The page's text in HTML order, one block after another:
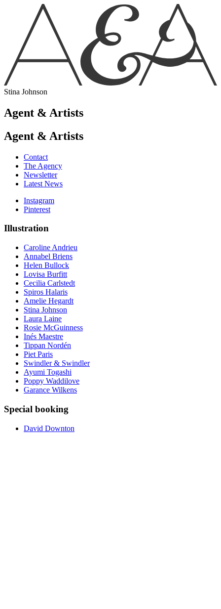
Stina Johnson
Agent & Artists
Agent & Artists
Contact
The Agency
Newsletter
Latest News
Instagram
Pinterest
Illustration
Caroline Andrieu
Annabel Briens
Helen Bullock
Lovisa Burfitt
Cecilia Carlstedt
Spiros Halaris
Amelie Hegardt
Stina Johnson
Laura Laine
Rosie McGuinness
Inés Maestre
Tippan Nordén
Piet Paris
Swindler & Swindler
Ayumi Togashi
Poppy Waddilove
Garance Wilkens
Special booking
David Downton